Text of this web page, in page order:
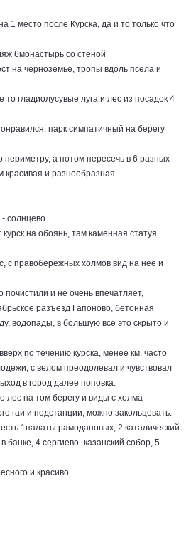
1 место после Курска, да и то только что
6монастырь со стеной
на черноземье, тропы вдоль псела и
гладиолусувые луга и лес из посадок 4
парк симпатичный на берегу
а потом пересечь в 6 разных
красивая и разнообразная
солнцево
на обоянь, там каменная статуя
с правобережных холмов вид на нее и
и не очень впечатляет,
разъезд Гапоново, бетонная
водопады, в большую все это скрыто и
по течению курска, менее км, часто
с велом преодолевал и чувствовал
в город далее поповка.
лес на том берегу и виды с холма
гаи и подстанции, можно закольцевать.
рамодановых, 2 каталический
4 сергиево- казанский собор, 5
и красиво